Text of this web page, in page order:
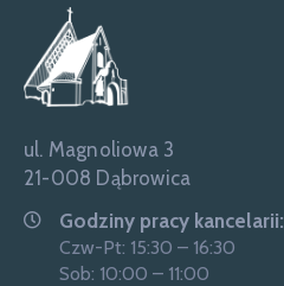
ul. Magnoliowa 3
21-008 Dąbrowica
Godziny pracy kancelarii:
Czw-Pt: 15:30 – 16:30
Sob: 10:00 – 11:00